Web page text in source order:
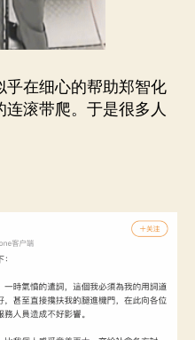
在细心的帮助郑智化
滚带爬。于是很多人